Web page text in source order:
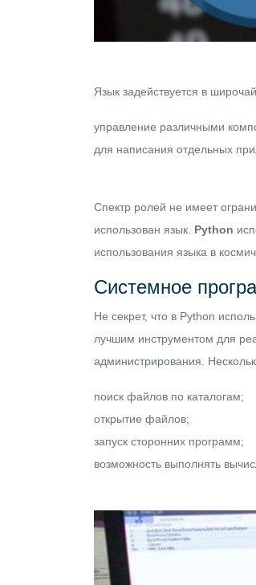
Язык задействуется в
управление различными
для написания отдельных
Спектр ролей не имеет
использован язык. Python
использования языка в
Системное
Не секрет, что в Python
лучшим инструментом для
администрирования.
поиск файлов по каталогам;
открытие файлов;
запуск сторонних программ;
возможность выполнять